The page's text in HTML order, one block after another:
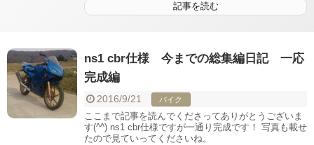
記事を読む
ns1 cbr仕様 今までの総集編日記 一応
完成編
2016/9/21 バイク
ここまで記事を読んでくださってありがとうございま
す(^^) ns1 cbr仕様ですが一通り完成です！ 写真も載せ
たので見ていってくださいね。